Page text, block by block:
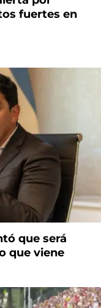
fuertes en
que será
que viene